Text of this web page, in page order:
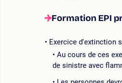
Formation EPI
Exercice d'extinction
Au cours de ces
de sinistre avec